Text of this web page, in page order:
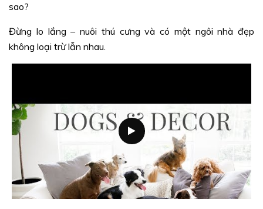
sao?
Đừng lo lắng – nuôi thú cưng và có một ngôi nhà đẹp
không loại trừ lẫn nhau.